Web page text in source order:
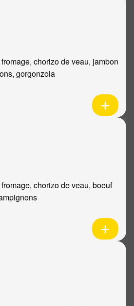
chorizo de veau, jambon
gorgonzola
chorizo de veau, boeuf